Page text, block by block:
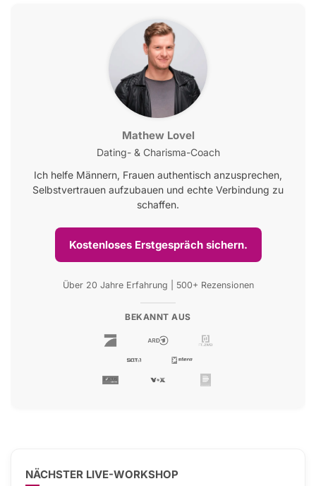
Mathew Lovel
Dating- & Charisma-Coach
Ich helfe Männern, Frauen authentisch anzusprechen,
Selbstvertrauen aufzubauen und echte Verbindung zu
schaffen.
Kostenloses Erstgespräch sichern.
Über 20 Jahre Erfahrung | 500+ Rezensionen
BEKANNT AUS
NÄCHSTER LIVE-WORKSHOP